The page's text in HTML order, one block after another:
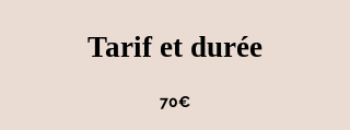
Tarif et durée
70€